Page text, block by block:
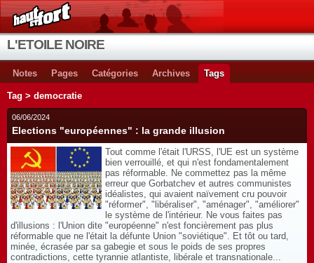
L'ETOILE NOIRE
Notes Pages Catégories Archives Tags
Tag > democratie
06/06/2024
Elections "européennes" : la grande illusion
Tout comme l'était l'URSS, l'UE est un système
bien verrouillé, et qui n'est fondamentalement
pas réformable. Ne commettez pas la même
erreur que Gorbatchev et autres communistes
idéalistes, qui avaient naïvement cru pouvoir
"réformer", "libéraliser", "aménager", "améliorer"
le système de l'intérieur. Ne vous faites pas
d'illusions : l'Union dite "européenne" n'est foncièrement pas plus
réformable que ne l'était la défunte Union "soviétique". Et tôt ou tard,
minée, écrasée par sa gabegie et sous le poids de ses propres
contradictions, cette tyrannie atlantiste, libérale et transnationale...